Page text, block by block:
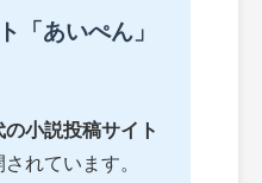
「あいぺん」
小説投稿サイト
れています。